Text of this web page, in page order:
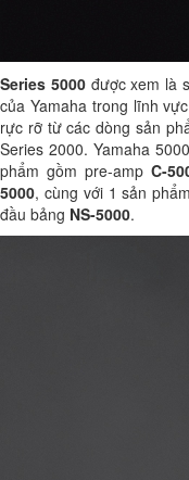
Series 5000được xem là
của Yamaha trong lĩnh
rực rỡ từ các dòng sản
Series 2000. Yamaha
phẩm gồm pre-amp C-
5000, cùng với 1 sản
đầu bảng NS-5000.